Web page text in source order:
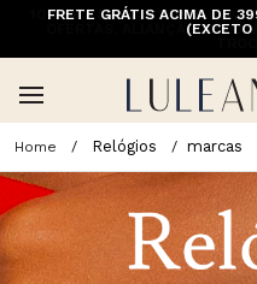
10% OFF NA 1ª COMPRA COM
OFERTAS, ALIANÇAS,
FRETE GRÁTIS ACIMA DE
Relógios marcas